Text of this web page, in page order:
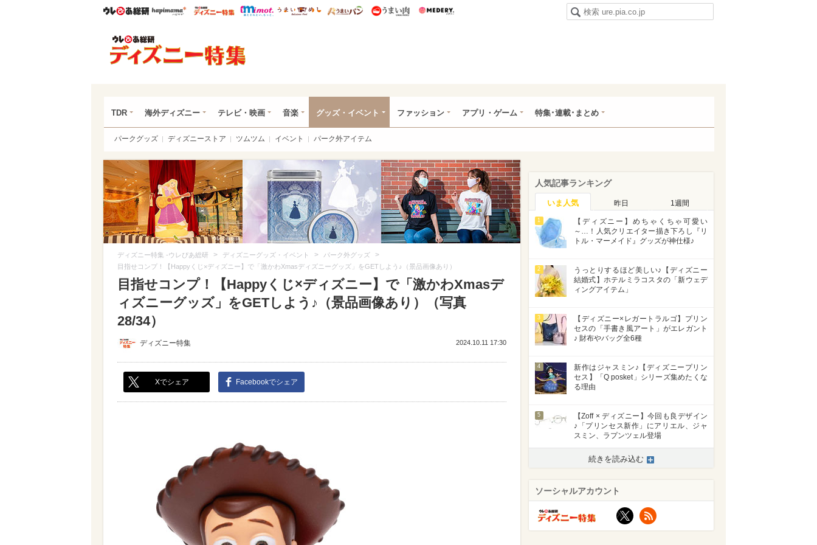
ウレぴあ総研ハピママ* ウレぴあ総研 ディズニー特集
mimot. うまいめし うまいパン うまい肉
TDR 海外ディズニー テレビ・映画 音楽 グッズ・イベント ファッション アプリ・ゲーム 特集･連載･まとめ
パークグッズ ディズニーストア ツムツム イベント パーク外アイテム
ディズニー特集 -ウレぴあ総研 > ディズニーグッズ・イベント > パーク外グッズ >
目指せコンプ！【Happyくじ×ディズニー】で「激かわXmasディズニーグッズ」をGETしよう♪（景品画像あり）
目指せコンプ！【Happyくじ×ディズニー】で「激かわXmasデ
ィズニーグッズ」をGETしよう♪（景品画像あり）（写真
28/34）
ディズニー特集 2024.10.11 17:30
Xでシェア Facebookでシェア
人気記事ランキング
いま人気 昨日 1週間
1
【ディズニー】めちゃくちゃ可愛い
～…！人気クリエイター描き下ろし『リ
トル・マーメイド』グッズが神仕様♪
2
うっとりするほど美しい♪【ディズニー
結婚式】ホテルミラコスタの「新ウェデ
ィングアイテム」
3
【ディズニー×レガートラルゴ】プリン
セスの「手書き風アート」がエレガント
♪ 財布やバッグ全6種
4
新作はジャスミン♪【ディズニープリン
セス】「Q posket」シリーズ集めたくな
る理由
5
【Zoff × ディズニー】今回も良デザイン
♪「プリンセス新作」にアリエル、ジャ
スミン、ラプンツェル登場
続きを読み込む
ソーシャルアカウント
X